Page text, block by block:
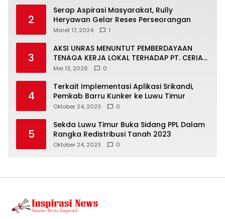
2
Serap Aspirasi Masyarakat, Rully
Heryawan Gelar Reses Perseorangan
Maret 17, 2024 1
3
AKSI UNRAS MENUNTUT PEMBERDAYAAN
TENAGA KERJA LOKAL TERHADAP PT. CERIA
NUGRAHA LESTARI
Mei 13, 2026 0
4
Terkait Implementasi Aplikasi Srikandi,
Pemkab Barru Kunker ke Luwu Timur
Oktober 24, 2023 0
5
Sekda Luwu Timur Buka Sidang PPL Dalam
Rangka Redistribusi Tanah 2023
Oktober 24, 2023 0